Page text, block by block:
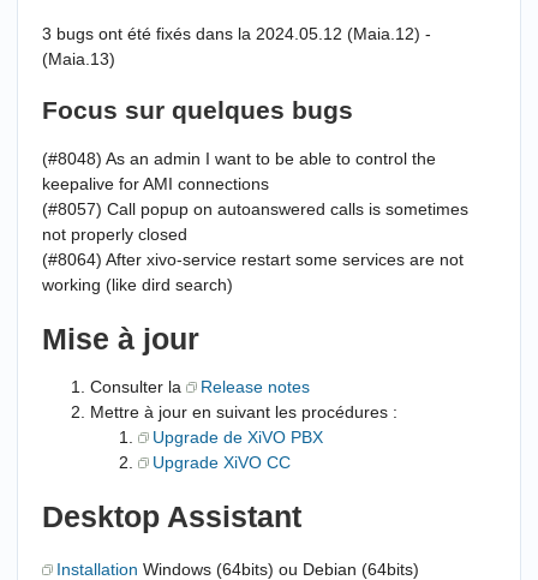
3 bugs ont été fixés dans la 2024.05.12 (Maia.12) -
(Maia.13)
Focus sur quelques bugs
(#8048) As an admin I want to be able to control the
keepalive for AMI connections
(#8057) Call popup on autoanswered calls is sometimes
not properly closed
(#8064) After xivo-service restart some services are not
working (like dird search)
Mise à jour
Consulter la
Release notes
Mettre à jour en suivant les procédures :
Upgrade de XiVO PBX
Upgrade XiVO CC
Desktop Assistant
Installation Windows (64bits) ou Debian (64bits)